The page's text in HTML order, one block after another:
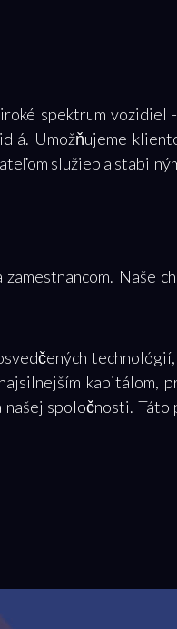
spektrum vozidiel
Umožňujeme
služieb a
Naše
kapitálom,
spoločnosti.